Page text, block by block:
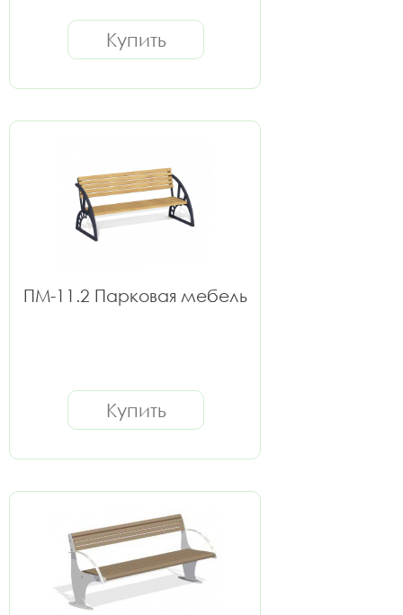
Купить
ПМ-11.2 Парковая мебель
Купить